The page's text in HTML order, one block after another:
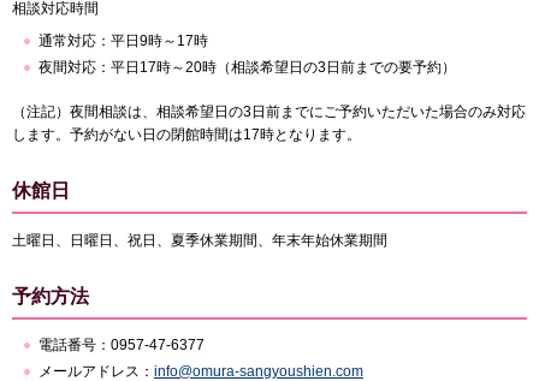
相談対応時間
通常対応：平日9時～17時
夜間対応：平日17時～20時（相談希望日の3日前までの要予約）
（注記）夜間相談は、相談希望日の3日前までにご予約いただいた場合のみ対応
します。予約がない日の閉館時間は17時となります。
休館日
土曜日、日曜日、祝日、夏季休業期間、年末年始休業期間
予約方法
電話番号：0957-47-6377
メールアドレス： info@omura-sangyoushien.com